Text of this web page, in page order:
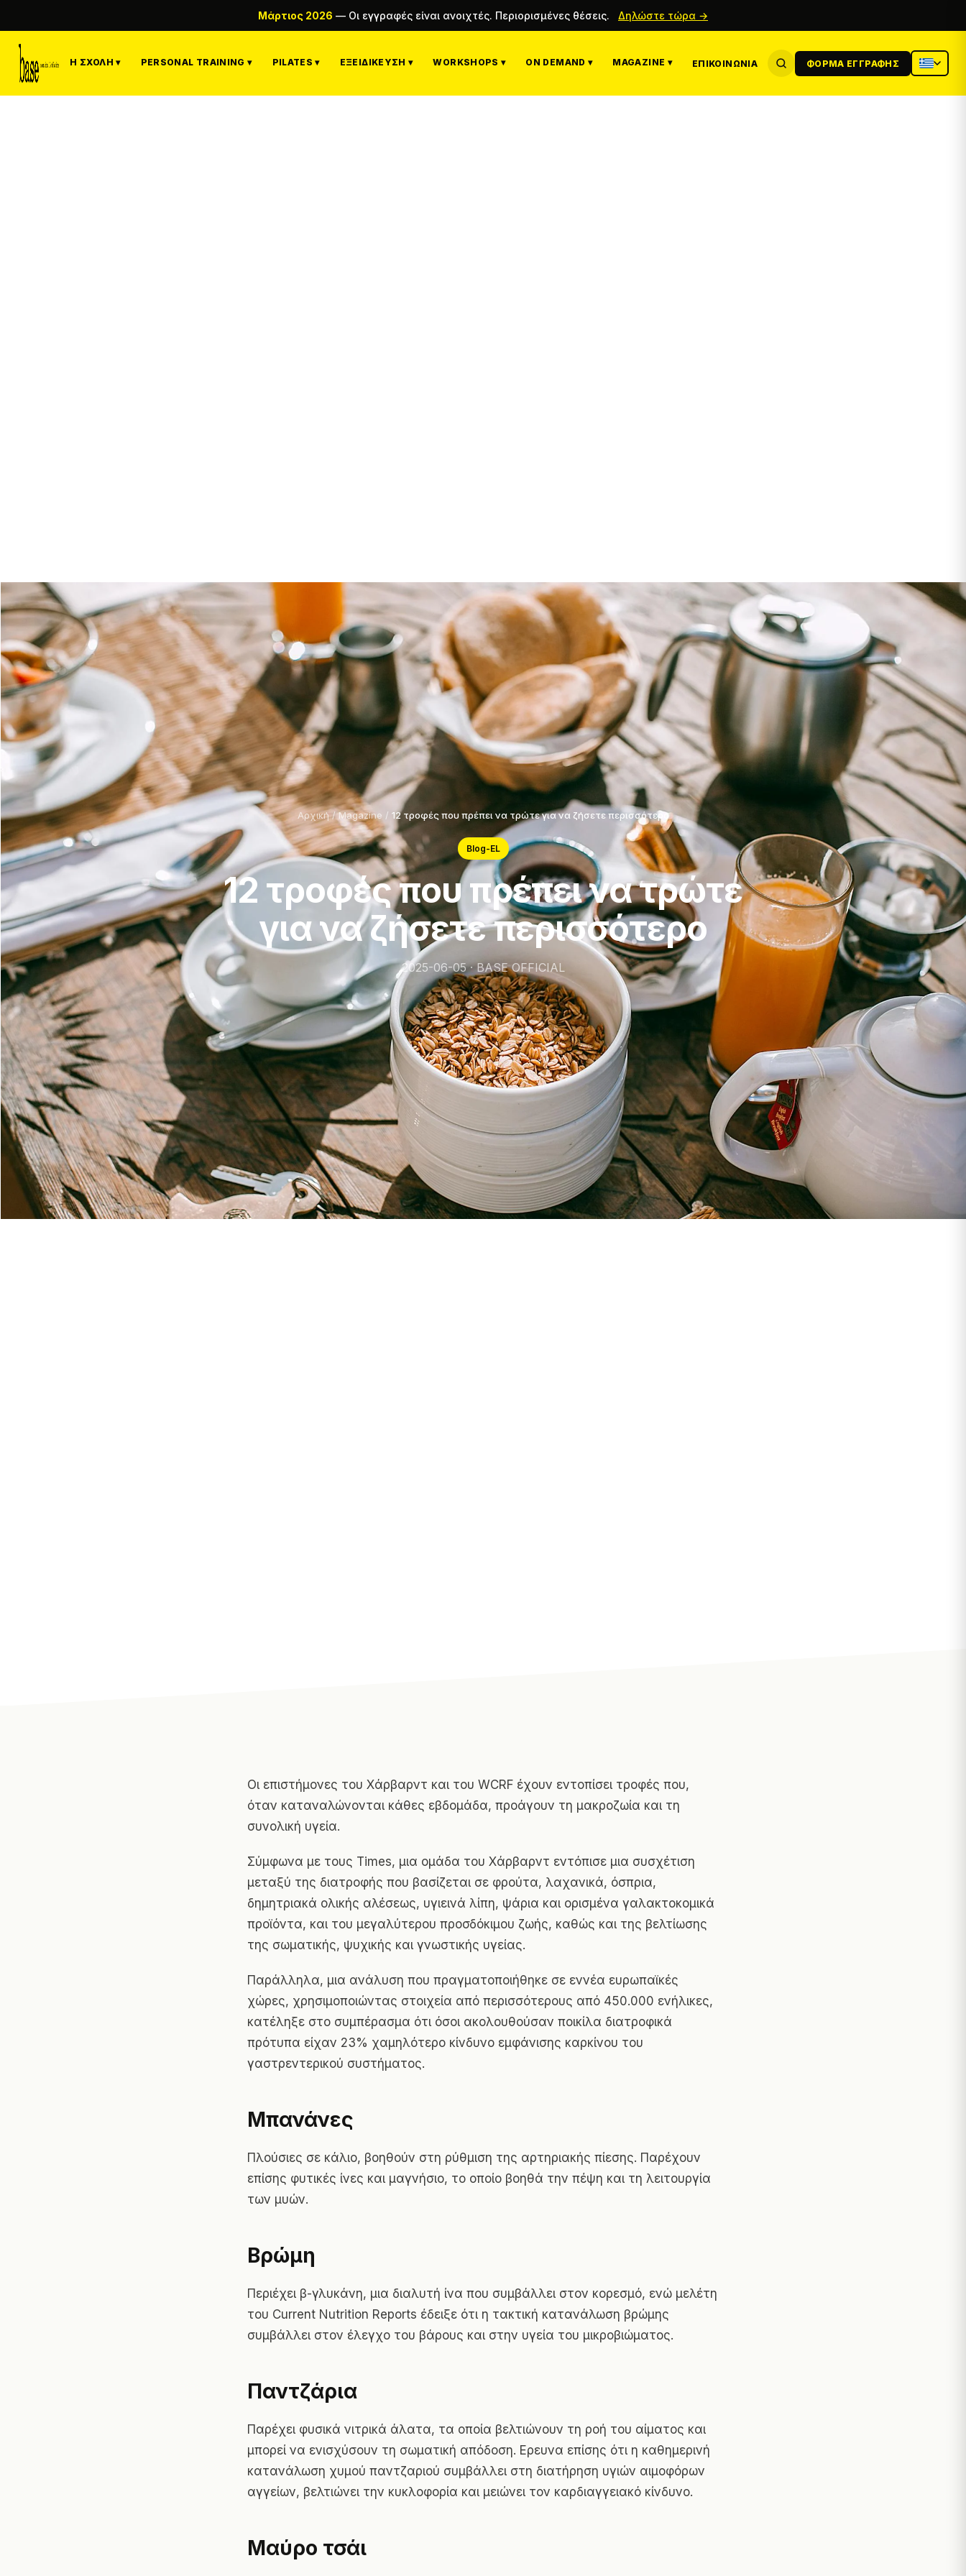
Μάρτιος 2026 — Οι εγγραφές είναι ανοιχτές. Περιορισμένες θέσεις. Δηλώστε τώρα →
Η ΣΧΟΛΉ ▾ PERSONAL TRAINING ▾ PILATES ▾ ΕΞΕΙΔΊΚΕΥΣΗ ▾ WORKSHOPS ▾ ON DEMAND ▾ MAGAZINE ▾ ΕΠΙΚΟΙΝΩΝΊΑ ΦΌΡΜΑ ΕΓΓΡΑΦΉΣ
Αρχική/Magazine / 12 τροφές που πρέπει να τρώτε για να ζήσετε περισσότερο
Blog-EL
12 τροφές που πρέπει να τρώτε
για να ζήσετε περισσότερο
2025-06-05 · BASE OFFICIAL
Οι επιστήμονες του Χάρβαρντ και του WCRF έχουν εντοπίσει τροφές που,
όταν καταναλώνονται κάθες εβδομάδα, προάγουν τη μακροζωία και τη
συνολική υγεία.
Σύμφωνα με τους Times, μια ομάδα του Χάρβαρντ εντόπισε μια συσχέτιση
μεταξύ της διατροφής που βασίζεται σε φρούτα, λαχανικά, όσπρια,
δημητριακά ολικής αλέσεως, υγιεινά λίπη, ψάρια και ορισμένα γαλακτοκομικά
προϊόντα, και του μεγαλύτερου προσδόκιμου ζωής, καθώς και της βελτίωσης
της σωματικής, ψυχικής και γνωστικής υγείας.
Παράλληλα, μια ανάλυση που πραγματοποιήθηκε σε εννέα ευρωπαϊκές
χώρες, χρησιμοποιώντας στοιχεία από περισσότερους από 450.000 ενήλικες,
κατέληξε στο συμπέρασμα ότι όσοι ακολουθούσαν ποικίλα διατροφικά
πρότυπα είχαν 23% χαμηλότερο κίνδυνο εμφάνισης καρκίνου του
γαστρεντερικού συστήματος.
Μπανάνες
Πλούσιες σε κάλιο, βοηθούν στη ρύθμιση της αρτηριακής πίεσης. Παρέχουν
επίσης φυτικές ίνες και μαγνήσιο, το οποίο βοηθά την πέψη και τη λειτουργία
των μυών.
Βρώμη
Περιέχει β-γλυκάνη, μια διαλυτή ίνα που συμβάλλει στον κορεσμό, ενώ μελέτη
του Current Nutrition Reports έδειξε ότι η τακτική κατανάλωση βρώμης
συμβάλλει στον έλεγχο του βάρους και στην υγεία του μικροβιώματος.
Παντζάρια
Παρέχει φυσικά νιτρικά άλατα, τα οποία βελτιώνουν τη ροή του αίματος και
μπορεί να ενισχύσουν τη σωματική απόδοση. Ερευνα επίσης ότι η καθημερινή
κατανάλωση χυμού παντζαριού συμβάλλει στη διατήρηση υγιών αιμοφόρων
αγγείων, βελτιώνει την κυκλοφορία και μειώνει τον καρδιαγγειακό κίνδυνο.
Μαύρο τσάι